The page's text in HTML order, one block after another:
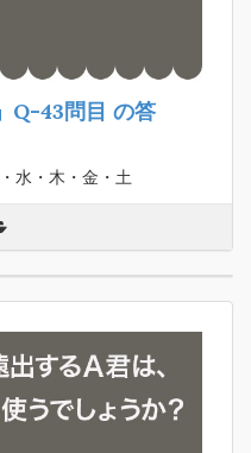
Q-43問目 の答
水・木・金・土